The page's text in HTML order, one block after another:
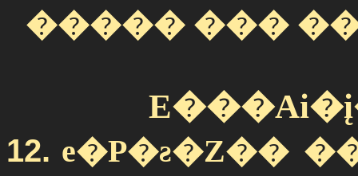
����� ���
12. e�P�ƨ�Z��